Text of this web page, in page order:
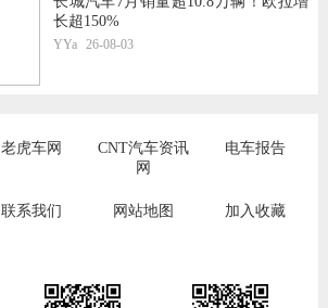
长超150%
YYa 26-08-03
老虎车网
CNT汽车资讯
网
电车报告
联系我们 网站地图 加入收藏